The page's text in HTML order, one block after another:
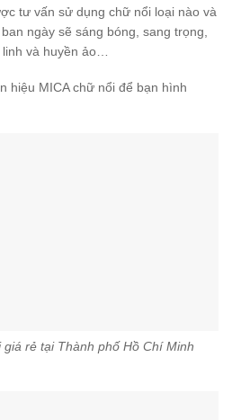
tư vấn sử dụng chữ nổi loại nào và
ngày sẽ sáng bóng, sang trọng,
và huyền ảo…
hiệu MICA chữ nổi để bạn hình
rẻ tại Thành phố Hồ Chí Minh